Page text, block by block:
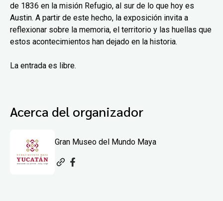
de 1836 en la misión Refugio, al sur de lo que hoy es
Austin. A partir de este hecho, la exposición invita a
reflexionar sobre la memoria, el territorio y las huellas que
estos acontecimientos han dejado en la historia.
La entrada es libre.
Acerca del organizador
Gran Museo del Mundo Maya